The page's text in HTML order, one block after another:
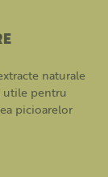
naturale
utile pentru
picioarelor